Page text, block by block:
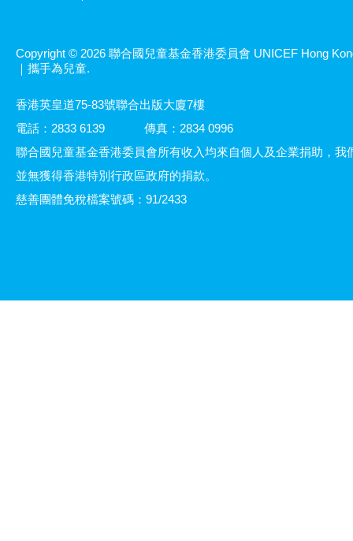
Copyright © 2026 聯合國兒童基金香港委員會 UNICEF Hong
｜攜手為兒童.
香港英皇道75-83號聯合出版大廈7樓
電話：2833 6139
傳真：2834 0996
聯合國兒童基金香港委員會所有收入均來自個人及企業捐助，我
並無獲得香港特別行政區政府的捐款。
慈善團體免稅檔案號碼：91/2433